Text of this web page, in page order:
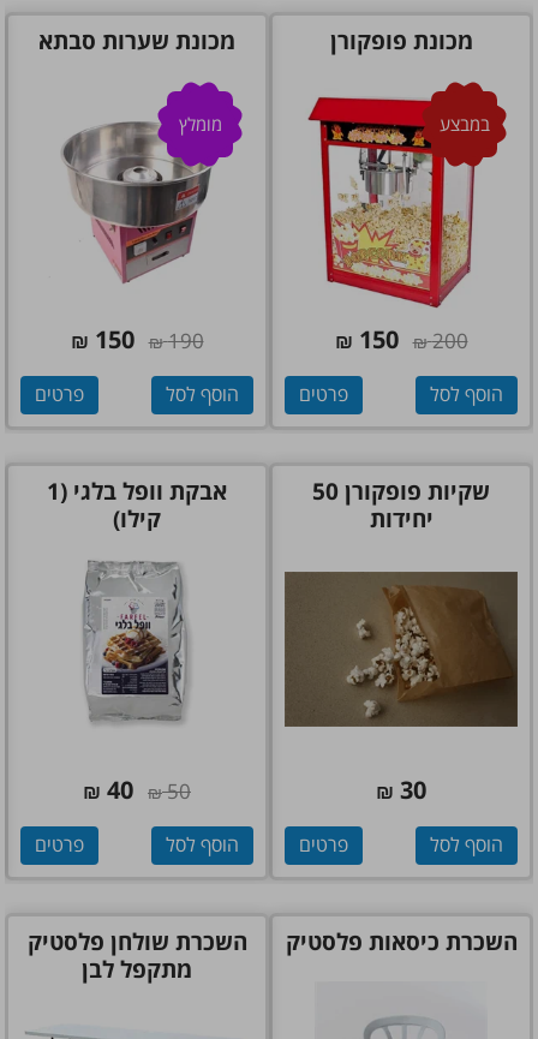
מכונת פופקורן
במבצע
200
₪
150
₪
הוסף לסל פרטים
מכונת שערות סבתא
מומלץ
190
₪
150
₪
הוסף לסל פרטים
שקיות פופקורן 50
יחידות
30
₪
הוסף לסל פרטים
אבקת וופל בלגי (1
קילו)
50
₪
40
₪
הוסף לסל פרטים
השכרת כיסאות פלסטיק
השכרת שולחן פלסטיק
מתקפל לבן